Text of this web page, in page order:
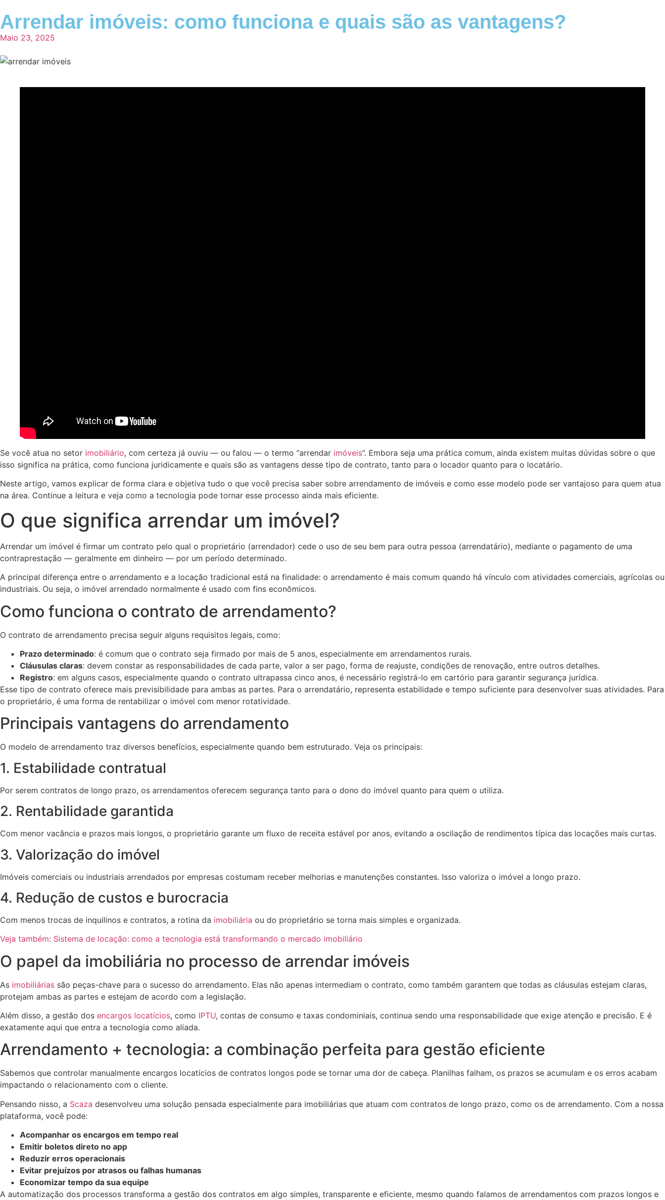
Arrendar imóveis: como funciona e quais são as vantagens?
Maio 23, 2025
Se você atua no setor imobiliário, com certeza já ouviu — ou falou — o termo “arrendar imóveis”. Embora seja uma prática comum, ainda existem muitas dúvidas sobre o que
isso significa na prática, como funciona juridicamente e quais são as vantagens desse tipo de contrato, tanto para o locador quanto para o locatário.
Neste artigo, vamos explicar de forma clara e objetiva tudo o que você precisa saber sobre arrendamento de imóveis e como esse modelo pode ser vantajoso para quem atua
na área. Continue a leitura e veja como a tecnologia pode tornar esse processo ainda mais eficiente.
O que significa arrendar um imóvel?
Arrendar um imóvel é firmar um contrato pelo qual o proprietário (arrendador) cede o uso de seu bem para outra pessoa (arrendatário), mediante o pagamento de uma
contraprestação — geralmente em dinheiro — por um período determinado.
A principal diferença entre o arrendamento e a locação tradicional está na finalidade: o arrendamento é mais comum quando há vínculo com atividades comerciais, agrícolas ou
industriais. Ou seja, o imóvel arrendado normalmente é usado com fins econômicos.
Como funciona o contrato de arrendamento?
O contrato de arrendamento precisa seguir alguns requisitos legais, como:
Prazo determinado: é comum que o contrato seja firmado por mais de 5 anos, especialmente em arrendamentos rurais.
Cláusulas claras: devem constar as responsabilidades de cada parte, valor a ser pago, forma de reajuste, condições de renovação, entre outros detalhes.
Registro: em alguns casos, especialmente quando o contrato ultrapassa cinco anos, é necessário registrá-lo em cartório para garantir segurança jurídica.
Esse tipo de contrato oferece mais previsibilidade para ambas as partes. Para o arrendatário, representa estabilidade e tempo suficiente para desenvolver suas atividades. Para
o proprietário, é uma forma de rentabilizar o imóvel com menor rotatividade.
Principais vantagens do arrendamento
O modelo de arrendamento traz diversos benefícios, especialmente quando bem estruturado. Veja os principais:
1. Estabilidade contratual
Por serem contratos de longo prazo, os arrendamentos oferecem segurança tanto para o dono do imóvel quanto para quem o utiliza.
2. Rentabilidade garantida
Com menor vacância e prazos mais longos, o proprietário garante um fluxo de receita estável por anos, evitando a oscilação de rendimentos típica das locações mais curtas.
3. Valorização do imóvel
Imóveis comerciais ou industriais arrendados por empresas costumam receber melhorias e manutenções constantes. Isso valoriza o imóvel a longo prazo.
4. Redução de custos e burocracia
Com menos trocas de inquilinos e contratos, a rotina da imobiliária ou do proprietário se torna mais simples e organizada.
Veja também: Sistema de locação: como a tecnologia está transformando o mercado imobiliário
O papel da imobiliária no processo de arrendar imóveis
As imobiliárias são peças-chave para o sucesso do arrendamento. Elas não apenas intermediam o contrato, como também garantem que todas as cláusulas estejam claras,
protejam ambas as partes e estejam de acordo com a legislação.
Além disso, a gestão dos encargos locatícios, como IPTU, contas de consumo e taxas condominiais, continua sendo uma responsabilidade que exige atenção e precisão. E é
exatamente aqui que entra a tecnologia como aliada.
Arrendamento + tecnologia: a combinação perfeita para gestão eficiente
Sabemos que controlar manualmente encargos locatícios de contratos longos pode se tornar uma dor de cabeça. Planilhas falham, os prazos se acumulam e os erros acabam
impactando o relacionamento com o cliente.
Pensando nisso, a Scaza desenvolveu uma solução pensada especialmente para imobiliárias que atuam com contratos de longo prazo, como os de arrendamento. Com a nossa
plataforma, você pode:
Acompanhar os encargos em tempo real
Emitir boletos direto no app
Reduzir erros operacionais
Evitar prejuízos por atrasos ou falhas humanas
Economizar tempo da sua equipe
A automatização dos processos transforma a gestão dos contratos em algo simples, transparente e eficiente, mesmo quando falamos de arrendamentos com prazos longos e